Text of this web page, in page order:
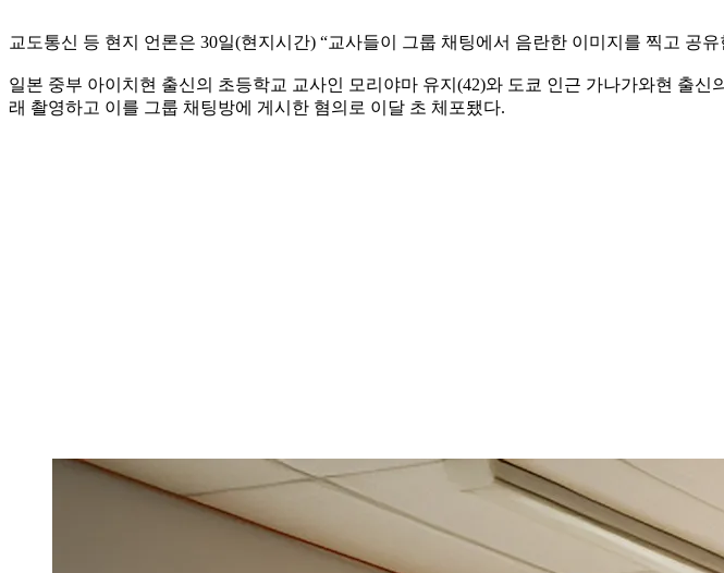
교도통신 등 현지 언론은 30일(현지시간) “교사들이 그룹 채팅에서 음란한 이미지를 찍고 공
일본 중부 아이치현 출신의 초등학교 교사인 모리야마 유지(42)와 도쿄 인근 가나가와현 출
래 촬영하고 이를 그룹 채팅방에 게시한 혐의로 이달 초 체포됐다.